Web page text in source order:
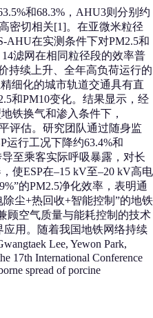
和68.3%，AHU3则分别约
密切相关[1]。在亚微米粒径
在实测条件下对PM2.5和
滤网在相同粒径段的效率普
持续上升、全年高负荷运行的
细化的城市轨道交通具有直
和PM10变化。结果显示，经
铁换气和渗入条件下，
评估。研究团队通过随身监
运行工况下降约63.4%和
至乘客实际呼吸暴露，对长
使ESP在–15 kV至–20 kV高电
的PM2.5净化效率，表明通
尘+热回收+智能控制”的地铁
顾空气质量与能耗控制的技术
应用。随着我国地铁网络持续
Lee, Yewon Park,
17th International Conference
spread of porcine